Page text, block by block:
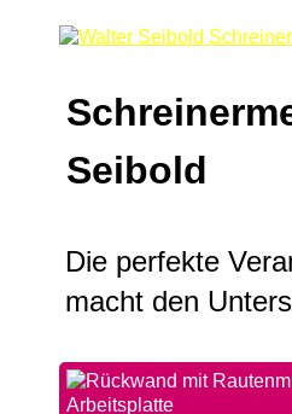
Seibold
Die perfekte
macht den